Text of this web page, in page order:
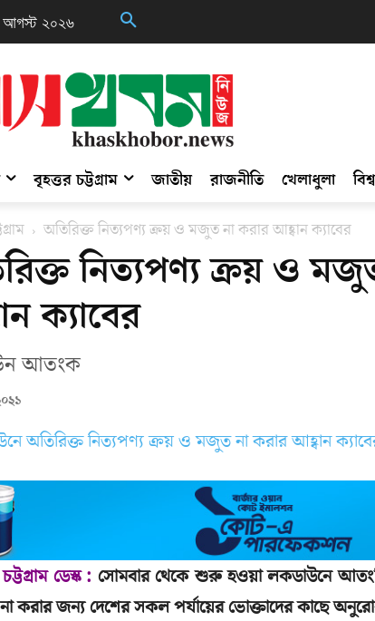
আগস্ট ২০২৬
বৃহত্তর চট্টগ্রাম জাতীয় রাজনীতি খেলাধুলা বিশ্ব
অতিরিক্ত নিত্যপণ্য ক্রয় ও মজুত না করার আহ্বান ক্যাবের
নিত্যপণ্য ক্রয় ও
ক্যাবের
আতংক
ডেস্ক : সোমবার থেকে শুরু হওয়া লকডাউনে
করার জন্য দেশের সকল পর্যায়ের ভোক্তাদের কাছে